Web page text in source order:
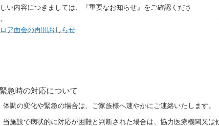
い内容につきましては、『重要なお知らせ』をご確認くださ
ア面会の再開おしらせ
緊急時の対応について
体調の変化や緊急の場合は、ご家族様へ速やかにご連絡いたします。
当施設で病状的に対応が困難と判断された場合は、協力医療機関又